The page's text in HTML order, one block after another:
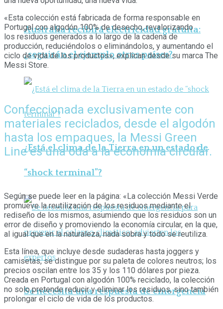
Australia recibirá electricidad gratuita:
¿seguirán el ejemplo otros países?
¿Está el clima de la Tierra en un estado de
“shock terminal”?
Se necesita una respuesta de emergencia
«Esta colección está fabricada de forma responsable en
Portugal con algodón 100% de desecho, revalorizando
los residuos generados a lo largo de la cadena de
producción, reduciéndolos o eliminándolos, y aumentando el
ciclo de vida de los productos», explican desde su marca The
Messi Store.
Confeccionada exclusivamente con
materiales reciclados, desde el algodón
hasta los empaques, la Messi Green
Line es una oda a la economía circular.
Según se puede leer en la página: «La colección Messi Verde
promueve la reutilización de los residuos mediante el
rediseño de los mismos, asumiendo que los residuos son un
error de diseño y promoviendo la economía circular, en la que,
al igual que en la naturaleza, nada sobra y todo se reutiliza.
Esta línea, que incluye desde sudaderas hasta joggers y
camisetas, se distingue por su paleta de colores neutros; los
precios oscilan entre los 35 y los 110 dólares por pieza.
Creada en Portugal con algodón 100% reciclado, la colección
no solo pretende reducir y eliminar los residuos, sino también
prolongar el ciclo de vida de los productos.